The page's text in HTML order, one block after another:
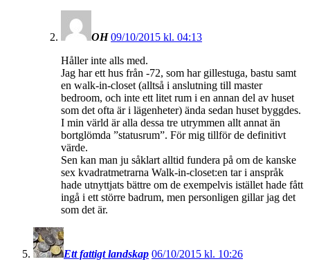
OH 09/10/2015 kl. 04:13
Håller inte alls med.
Jag har ett hus från -72, som har gillestuga, bastu samt
en walk-in-closet (alltså i anslutning till master
bedroom, och inte ett litet rum i en annan del av huset
som det ofta är i lägenheter) ända sedan huset byggdes.
I min värld är alla dessa tre utrymmen allt annat än
bortglömda ”statusrum”. För mig tillför de definitivt
värde.
Sen kan man ju såklart alltid fundera på om de kanske
sex kvadratmetrarna Walk-in-closet:en tar i anspråk
hade utnyttjats bättre om de exempelvis istället hade fått
ingå i ett större badrum, men personligen gillar jag det
som det är.
Ett fattigt landskap 06/10/2015 kl. 10:26